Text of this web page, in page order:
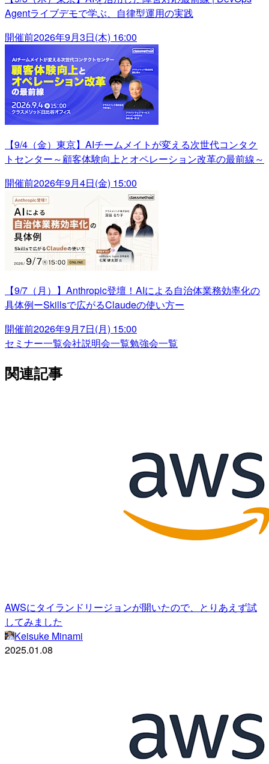
Agentライブデモで学ぶ、自律型運用の実践
開催前2026年9月3日(木) 16:00
【9/4（金）東京】AIチームメイトが変える次世代コンタク
トセンター～顧客体験向上とオペレーション改革の最前線～
開催前2026年9月4日(金) 15:00
【9/7（月）】Anthropic登壇！AIによる自治体業務効率化の
具体例ーSkillsで広がるClaudeの使い方ー
開催前2026年9月7日(月) 15:00
セミナー一覧会社説明会一覧勉強会一覧
関連記事
AWSにタイランドリージョンが開いたので、とりあえず試
してみました
Keisuke Minami
2025.01.08